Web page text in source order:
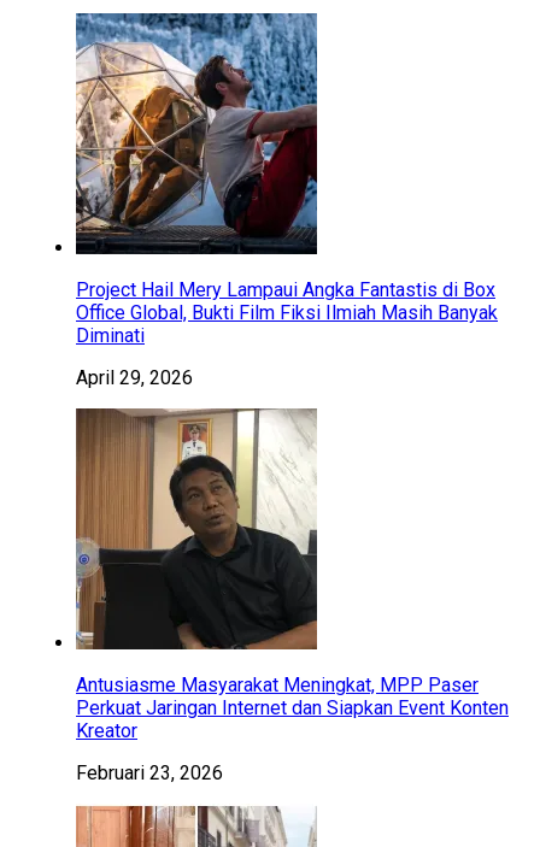
Project Hail Mery Lampaui Angka Fantastis di Box
Office Global, Bukti Film Fiksi Ilmiah Masih Banyak
Diminati
April 29, 2026
Antusiasme Masyarakat Meningkat, MPP Paser
Perkuat Jaringan Internet dan Siapkan Event Konten
Kreator
Februari 23, 2026